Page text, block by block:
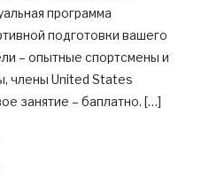
программа
подготовки вашего
– опытные спортсмены и
члены United States
занятие – баплатно. […]